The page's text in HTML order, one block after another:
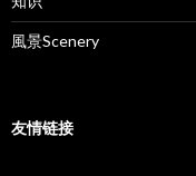
風景Scenery
友情链接